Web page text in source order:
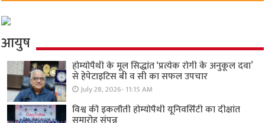
आयुष
होम्योपैथी के मूल सिद्धांत ‘प्रत्येक रोगी केे अनुकूल दवा’
से हेपेटाइटिस बी व सी का सफल उपचार
July 28, 2026- 11:15 AM
विश्व की इकलौती होम्योपैथी यूनिवर्सिटी का दीक्षांत